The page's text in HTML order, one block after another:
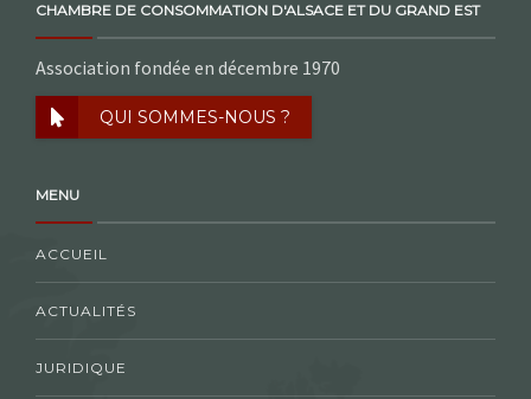
CHAMBRE DE CONSOMMATION D'ALSACE ET DU GRAND EST
Association fondée en décembre 1970
QUI SOMMES-NOUS ?
MENU
ACCUEIL
ACTUALITÉS
JURIDIQUE